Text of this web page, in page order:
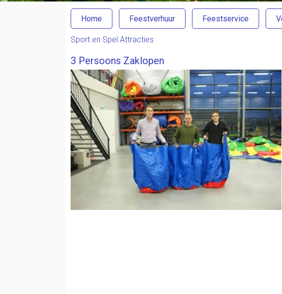
Home Feestverhuur Feestservice
Sport en Spel Attracties
3 Persoons Zaklopen